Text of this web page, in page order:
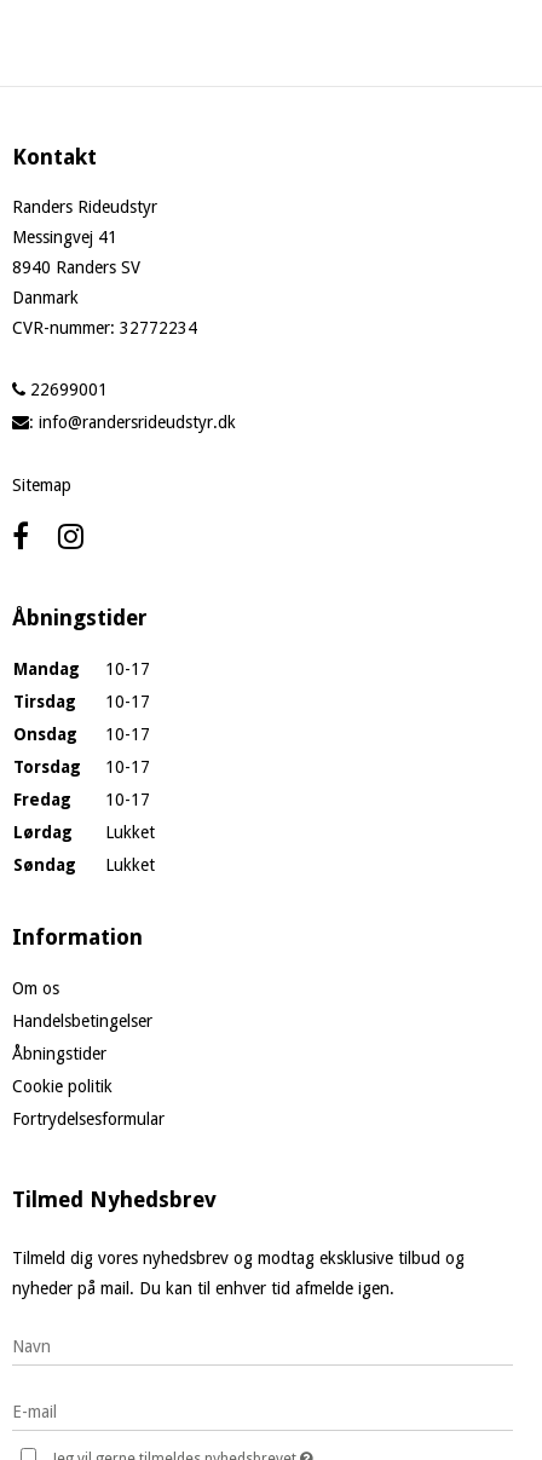
Kontakt
Randers Rideudstyr
Messingvej 41
8940 Randers SV
Danmark
CVR-nummer: 32772234
22699001
: info@randersrideudstyr.dk
Sitemap
Åbningstider
Mandag
10-17
Tirsdag
10-17
Onsdag
10-17
Torsdag
10-17
Fredag
10-17
Lørdag
Lukket
Søndag
Lukket
Information
Om os
Handelsbetingelser
Åbningstider
Cookie politik
Fortrydelsesformular
Tilmed Nyhedsbrev
Tilmeld dig vores nyhedsbrev og modtag eksklusive tilbud og
nyheder på mail. Du kan til enhver tid afmelde igen.